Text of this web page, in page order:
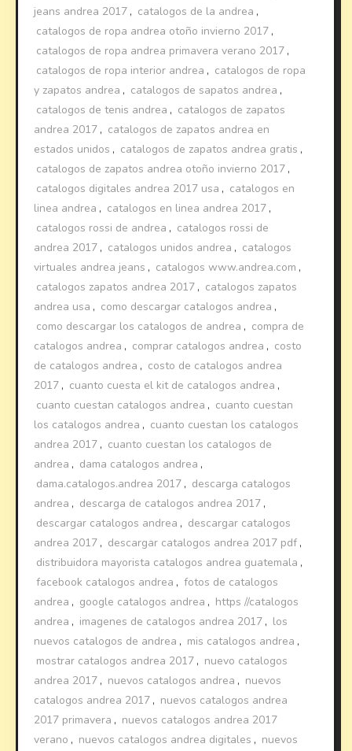
jeans andrea 2017 , catalogos de la andrea ,
catalogos de ropa andrea otoño invierno 2017 ,
catalogos de ropa andrea primavera verano 2017 ,
catalogos de ropa interior andrea , catalogos de ropa
y zapatos andrea , catalogos de sapatos andrea ,
catalogos de tenis andrea , catalogos de zapatos
andrea 2017 , catalogos de zapatos andrea en
estados unidos , catalogos de zapatos andrea gratis ,
catalogos de zapatos andrea otoño invierno 2017 ,
catalogos digitales andrea 2017 usa , catalogos en
linea andrea , catalogos en linea andrea 2017 ,
catalogos rossi de andrea , catalogos rossi de
andrea 2017 , catalogos unidos andrea , catalogos
virtuales andrea jeans , catalogos www.andrea.com ,
catalogos zapatos andrea 2017 , catalogos zapatos
andrea usa , como descargar catalogos andrea ,
como descargar los catalogos de andrea , compra de
catalogos andrea , comprar catalogos andrea , costo
de catalogos andrea , costo de catalogos andrea
2017 , cuanto cuesta el kit de catalogos andrea ,
cuanto cuestan catalogos andrea , cuanto cuestan
los catalogos andrea , cuanto cuestan los catalogos
andrea 2017 , cuanto cuestan los catalogos de
andrea , dama catalogos andrea ,
dama.catalogos.andrea 2017 , descarga catalogos
andrea , descarga de catalogos andrea 2017 ,
descargar catalogos andrea , descargar catalogos
andrea 2017 , descargar catalogos andrea 2017 pdf ,
distribuidora mayorista catalogos andrea guatemala ,
facebook catalogos andrea , fotos de catalogos
andrea , google catalogos andrea , https //catalogos
andrea , imagenes de catalogos andrea 2017 , los
nuevos catalogos de andrea , mis catalogos andrea ,
mostrar catalogos andrea 2017 , nuevo catalogos
andrea 2017 , nuevos catalogos andrea , nuevos
catalogos andrea 2017 , nuevos catalogos andrea
2017 primavera , nuevos catalogos andrea 2017
verano , nuevos catalogos andrea digitales , nuevos